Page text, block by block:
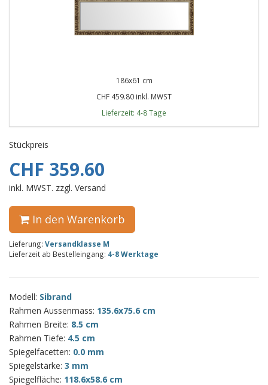
186x61 cm
CHF 459.80 inkl. MWST
Lieferzeit: 4-8 Tage
Stückpreis
CHF 359.60
inkl. MWST. zzgl. Versand
In den Warenkorb
Lieferung: Versandklasse M
Lieferzeit ab Bestelleingang: 4-8 Werktage
Modell: Sibrand
Rahmen Aussenmass: 135.6x75.6 cm
Rahmen Breite: 8.5 cm
Rahmen Tiefe: 4.5 cm
Spiegelfacetten: 0.0 mm
Spiegelstärke: 3 mm
Spiegelfläche: 118.6x58.6 cm